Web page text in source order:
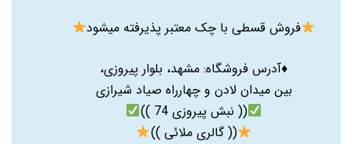
فروش قسطی با چک معتبر پذیرفته میشود
♦️آدرس فروشگاه: مشهد، بلوار پیروزی،
بین میدان لادن و چهارراه صیاد شیرازی
(( نبش پیروزی 74 ))
(( گالری ملائی ))